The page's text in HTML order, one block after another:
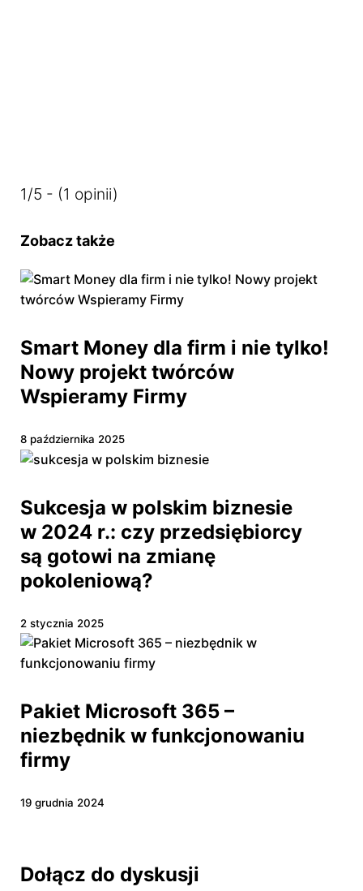
1/5 - (1 opinii)
Zobacz także
Smart Money dla firm i nie tylko!
Nowy projekt twórców
Wspieramy Firmy
8 października 2025
Sukcesja w polskim biznesie
w 2024 r.: czy przedsiębiorcy
są gotowi na zmianę
pokoleniową?
2 stycznia 2025
Pakiet Microsoft 365 –
niezbędnik w funkcjonowaniu
firmy
19 grudnia 2024
Dołącz do dyskusji
Poniżej możesz sprawdzić, jakie dane zbieramy w
Nie na wszystkie musisz się zgodzić.
Oświadczenie o prywatności
Rozumiem